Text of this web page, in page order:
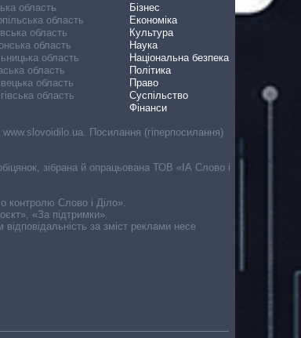
область
область
область
область
область
область
область
область
Бізнес
Економіка
Культура
Наука
Національна безпека
Політика
Право
Суспільство
Фінанси
Посилання (гіперпосилання)
зібрана й опрацьована ТОВ «ІА Слово і
контролю Слово і Діло».
«За підтримки».
за зміст реклами несе